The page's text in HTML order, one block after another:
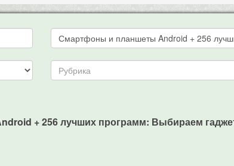
+ 256 лучших программ: Выбираем